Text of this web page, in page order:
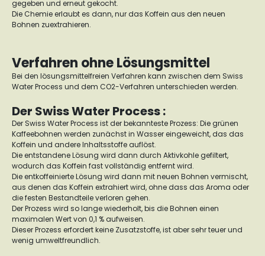
gegeben und erneut gekocht.
Die Chemie erlaubt es dann, nur das Koffein aus den neuen
Bohnen zuextrahieren.
Verfahren ohne Lösungsmittel
Bei den lösungsmittelfreien Verfahren kann zwischen dem Swiss
Water Process und dem CO2-Verfahren unterschieden werden.
Der Swiss Water Process :
Der Swiss Water Process ist der bekannteste Prozess: Die grünen
Kaffeebohnen werden zunächst in Wasser eingeweicht, das das
Koffein und andere Inhaltsstoffe auflöst.
Die entstandene Lösung wird dann durch Aktivkohle gefiltert,
wodurch das Koffein fast vollständig entfernt wird.
Die entkoffeinierte Lösung wird dann mit neuen Bohnen vermischt,
aus denen das Koffein extrahiert wird, ohne dass das Aroma oder
die festen Bestandteile verloren gehen.
Der Prozess wird so lange wiederholt, bis die Bohnen einen
maximalen Wert von 0,1 % aufweisen.
Dieser Prozess erfordert keine Zusatzstoffe, ist aber sehr teuer und
wenig umweltfreundlich.